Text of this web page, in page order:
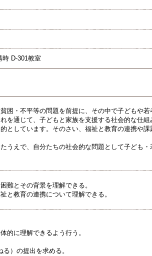
時 D-301教室
困・不平等の問題を前提に、その中で子どもや若
を通じて、子どもと家族を支援する社会的な仕
としています。そのさい、福祉と教育の連携や
うえで、自分たちの社会的な問題として子ども・
難とその背景を理解できる。
と教育の連携について理解できる。
的に理解できるよう行う。
）の提出を求める。